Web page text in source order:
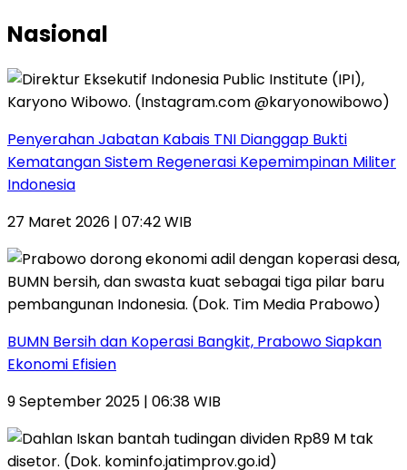
Nasional
Penyerahan Jabatan Kabais TNI Dianggap Bukti
Kematangan Sistem Regenerasi Kepemimpinan Militer
Indonesia
27 Maret 2026 | 07:42 WIB
BUMN Bersih dan Koperasi Bangkit, Prabowo Siapkan
Ekonomi Efisien
9 September 2025 | 06:38 WIB